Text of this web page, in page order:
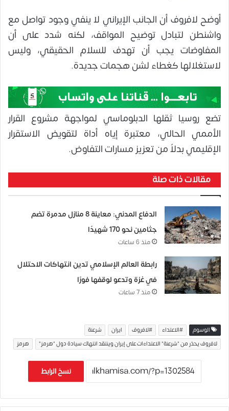
أوضح لافروف أن الجانب الإيراني لا ينفي وجود تواصل مع
واشنطن لتبادل توضيح المواقف، لكنه شدد على أن
المفاوضات يجب أن تهدف للسلام الحقيقي، وليس
لاستغلالها كغطاء لشن هجمات جديدة.
تضع روسيا ثقلها الدبلوماسي لمواجهة مشروع القرار
الأممي الحالي، معتبرة إياه أداة لتقويض الاستقرار
الإقليمي بدلاً من تعزيز مسارات التفاوض.
مقالات ذات صلة
الدفاع المدني: معاينة 8 منازل مدمرة تضم
جثامين نحو 170 شهيدًا
منذ 6 ساعات
رابطة العالم الإسلامي تدين انتهاكات الاحتلال
في غزة وتدعو لوقفها فورًا
منذ 7 ساعات
الوسوم #الاعتداء #لافروف ايران
شرعنة
لافروف يحذر من "شرعنة" الاعتداءات على إيران وينتقد انتهاك سيادة دول "هرمز"
هرمز
نسخ الرابط